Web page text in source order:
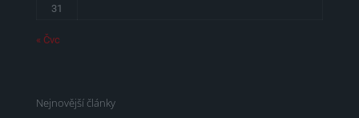
31
« Čvc
Nejnovější články